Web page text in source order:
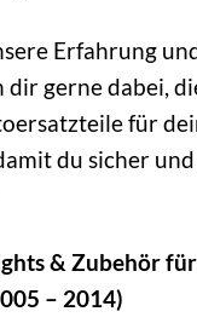
Erfahrung
gerne dabei,
für
du sicher
& Zubehör
– 2014)